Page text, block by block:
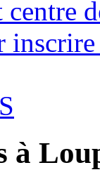
centre
à